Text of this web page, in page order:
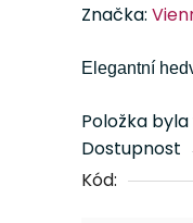
produktu
je
z
5
hvězdiček.
Značka:
Elegantní
Položka
Dostupnost
Kód: